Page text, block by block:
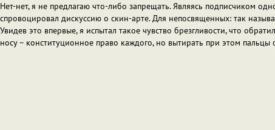
Нет-нет, я не предлагаю что-либо запрещать. Являясь подписчиком
спровоцировал дискуссию о скин-арте. Для непосвященных: так
Увидев это впервые, я испытал такое чувство брезгливости, что
носу – конституционное право каждого, но вытирать при этом